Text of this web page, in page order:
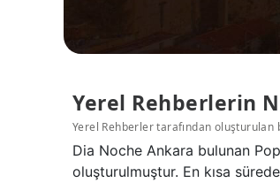
Yerel Rehberlerin
Yerel Rehberler tarafından
Dia Noche Ankara bulunan
oluşturulmuştur. En kısa